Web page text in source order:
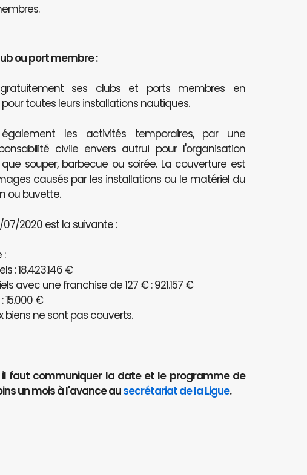
ou port membre :
ses clubs et ports membres en
toutes leurs installations nautiques.
les activités temporaires, par une
civile envers autrui pour l'organisation
souper, barbecue ou soirée. La couverture est
causés par les installations ou le matériel du
ou buvette.
07/2020 est la suivante :
:
: 18.423.146 €
avec une franchise de 127 € : 921.157 €
15.000 €
ne sont pas couverts.
il faut communiquer la date et le programme de
un mois à l'avance ausecrétariat de la Ligue.